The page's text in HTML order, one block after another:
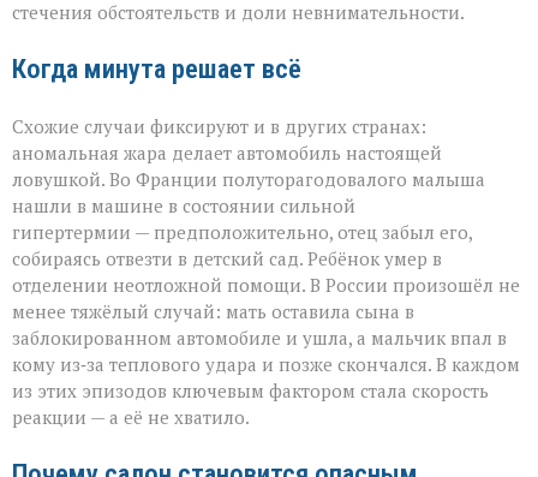
стечения обстоятельств и доли невнимательности.
Когда минута решает всё
Схожие случаи фиксируют и в других странах:
аномальная жара делает автомобиль настоящей
ловушкой. Во Франции полуторагодовалого малыша
нашли в машине в состоянии сильной
гипертермии — предположительно, отец забыл его,
собираясь отвезти в детский сад. Ребёнок умер в
отделении неотложной помощи. В России произошёл не
менее тяжёлый случай: мать оставила сына в
заблокированном автомобиле и ушла, а мальчик впал в
кому из‑за теплового удара и позже скончался. В каждом
из этих эпизодов ключевым фактором стала скорость
реакции — а её не хватило.